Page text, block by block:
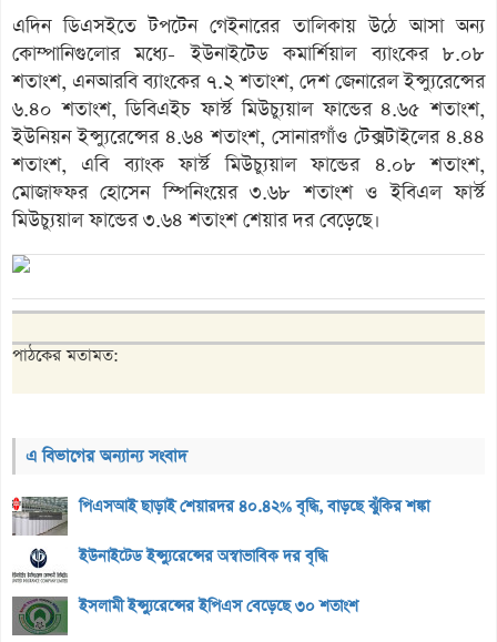
এদিন ডিএসইতে টপটেন গেইনারের তালিকায় উঠে আসা অন্য
কোম্পানিগুলোর মধ্যে- ইউনাইটেড কমার্শিয়াল ব্যাংকের ৮.০৮
শতাংশ, এনআরবি ব্যাংকের ৭.২ শতাংশ, দেশ জেনারেল ইন্স্যুরেন্সের
৬.৪০ শতাংশ, ডিবিএইচ ফার্স্ট মিউচ্যুয়াল ফান্ডের ৪.৬৫ শতাংশ,
ইউনিয়ন ইন্স্যুরেন্সের ৪.৬৪ শতাংশ, সোনারগাঁও টেক্সটাইলের ৪.৪৪
শতাংশ, এবি ব্যাংক ফার্স্ট মিউচ্যুয়াল ফান্ডের ৪.০৮ শতাংশ,
মোজাফ্ফর হোসেন স্পিনিংয়ের ৩.৬৮ শতাংশ ও ইবিএল ফার্স্ট
মিউচ্যুয়াল ফান্ডের ৩.৬৪ শতাংশ শেয়ার দর বেড়েছে।
পাঠকের মতামত:
এ বিভাগের অন্যান্য সংবাদ
পিএসআই ছাড়াই শেয়ারদর ৪০.৪২% বৃদ্ধি, বাড়ছে ঝুঁকির শঙ্কা
ইউনাইটেড ইন্স্যুরেন্সের অস্বাভাবিক দর বৃদ্ধি
ইসলামী ইন্স্যুরেন্সের ইপিএস বেড়েছে ৩০ শতাংশ